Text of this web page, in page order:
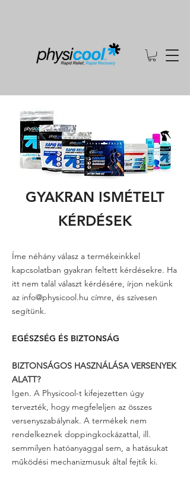
GYAKRAN ISMÉTELT
KÉRDÉSEK
Íme néhány válasz a termékeinkkel
kapcsolatban gyakran feltett kérdésekre. Ha
itt nem talál választ kérdésére, írjon nekünk
az info@physicool.hu címre, és szívesen
segítünk.
EGÉSZSÉG ÉS BIZTONSÁG
BIZTONSÁGOS HASZNÁLÁSA VERSENYEK
ALATT?
Igen. A Physicool-t kifejezetten úgy
tervezték, hogy megfeleljen az összes
versenyszabálynak. A termékek nem
rendelkeznek doppingkockázattal, ill.
semmilyen hatóanyaggal sem, a hatásukat
működési mechanizmusuk által fejtik ki.